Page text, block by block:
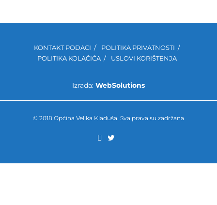
KONTAKT PODACI
POLITIKA PRIVATNOSTI
POLITIKA KOLAČIĆA
USLOVI KORIŠTENJA
Izrada: WebSolutions
© 2018 Općina Velika Kladuša. Sva prava su zadržana